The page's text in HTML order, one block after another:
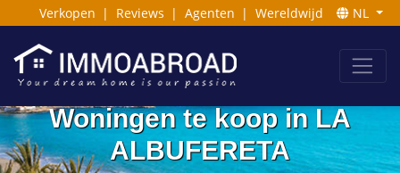
Verkopen | Reviews | Agenten | Wereldwijd NL
Woningen te koop in LA
ALBUFERETA